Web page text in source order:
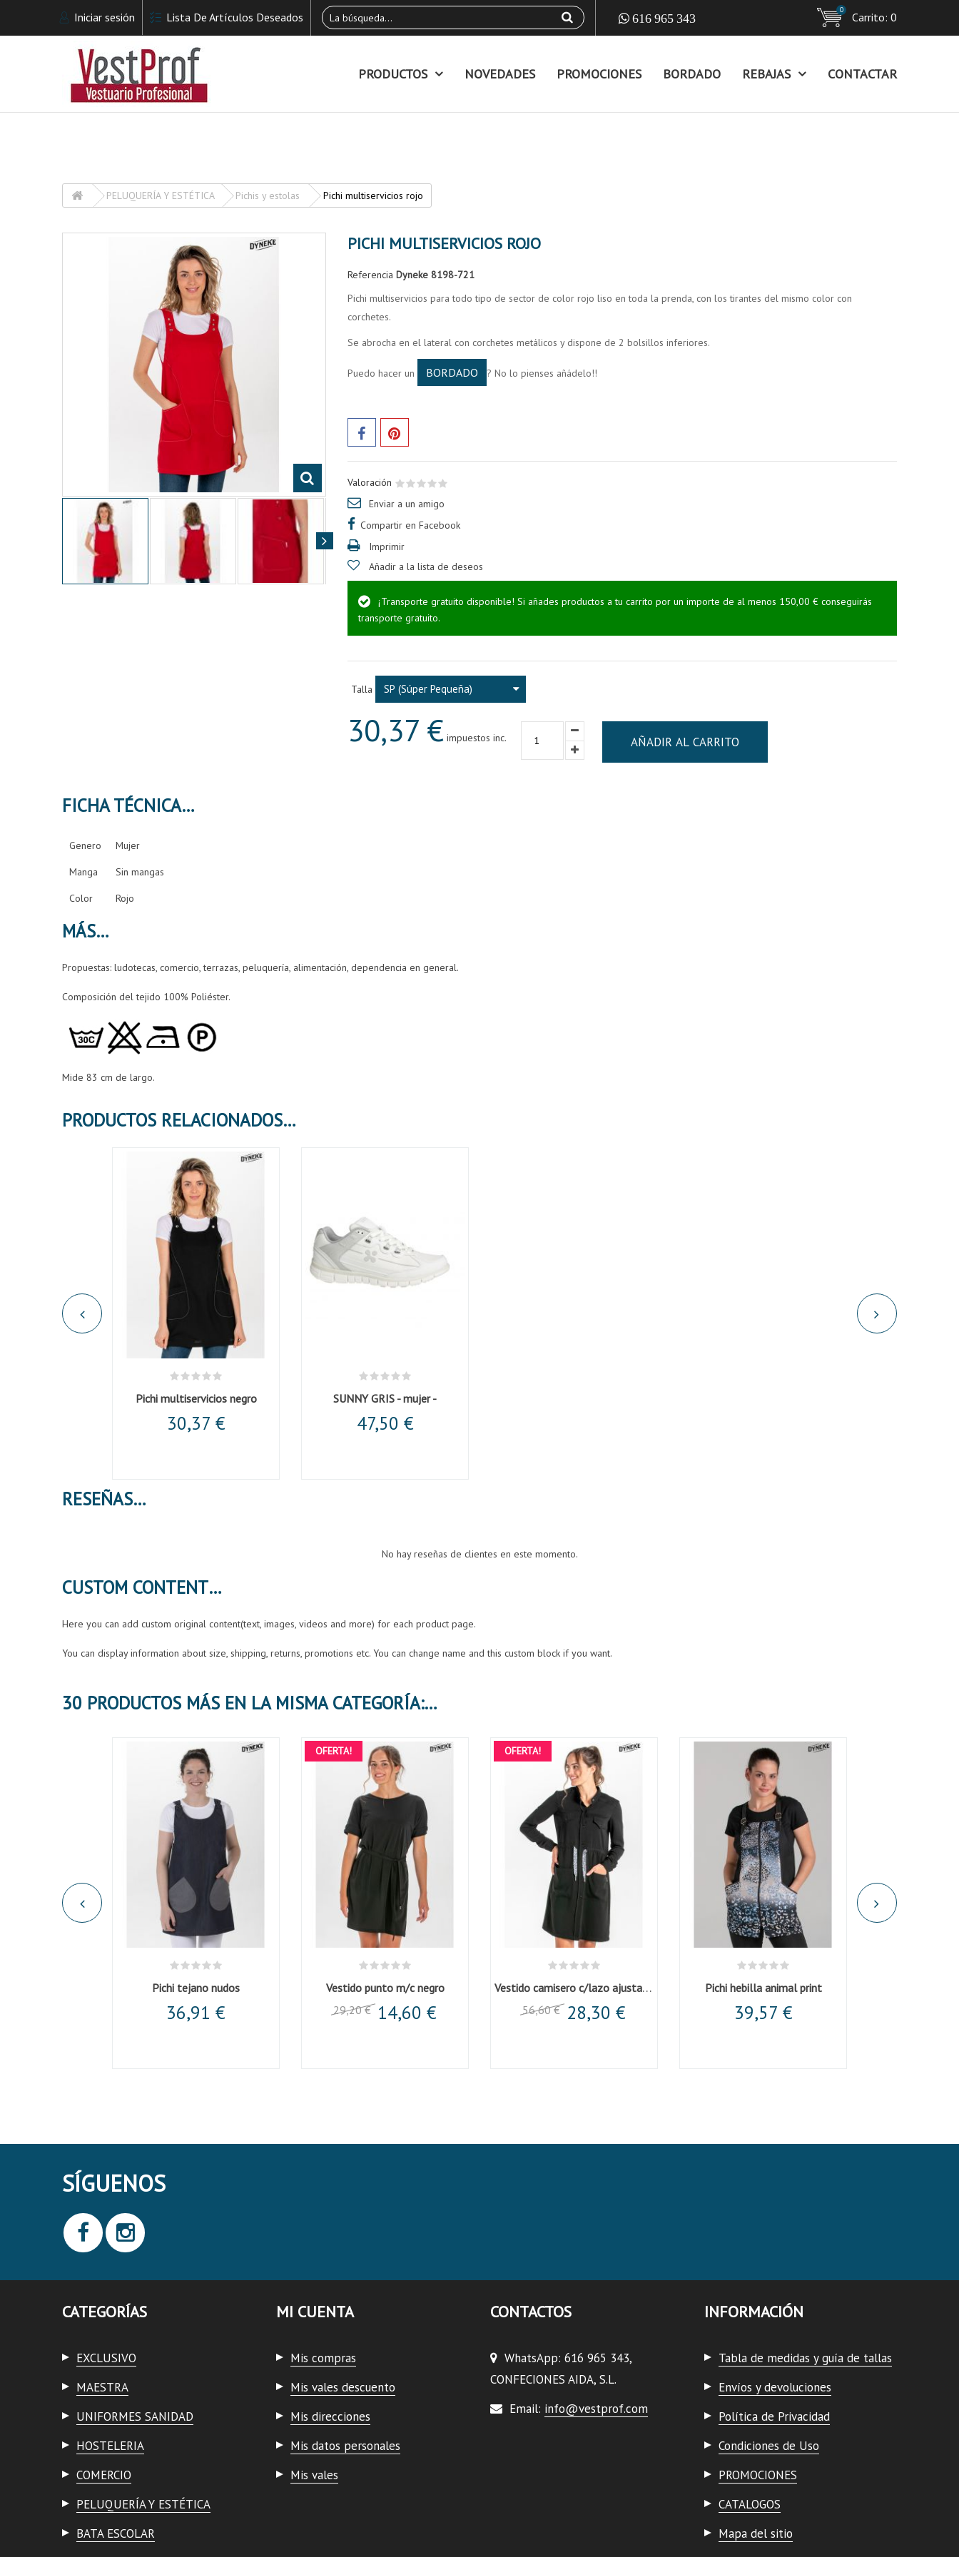
Iniciar sesión Lista De Artículos Deseados Carrito:
0
0
616 965 343
PRODUCTOS NOVEDADES PROMOCIONES BORDADO REBAJAS CONTACTAR
PELUQUERÍA Y ESTÉTICA Pichis y estolas Pichi multiservicios rojo
PICHI MULTISERVICIOS ROJO
Referencia Dyneke 8198-721
Pichi multiservicios para todo tipo de sector de color rojo liso en toda la prenda, con los tirantes del mismo color con
corchetes.
Se abrocha en el lateral con corchetes metálicos y dispone de 2 bolsillos inferiores.
Puedo hacer un BORDADO ? No lo pienses añádelo!!
Valoración
Enviar a un amigo
Compartir en Facebook
Imprimir
Añadir a la lista de deseos
¡Transporte gratuito disponible! Si añades productos a tu carrito por un importe de al menos 150,00 € conseguirás
transporte gratuito.
Talla SP (Súper Pequeña)
30,37 €impuestos inc. AÑADIR AL CARRITO
FICHA TÉCNICA
Genero Mujer
Manga Sin mangas
Color Rojo
MÁS
Propuestas: ludotecas, comercio, terrazas, peluquería, alimentación, dependencia en general.
Composición del tejido 100% Poliéster.
Mide 83 cm de largo.
PRODUCTOS RELACIONADOS
Pichi multiservicios negro
30,37 €
SUNNY GRIS - mujer -
47,50 €
RESEÑAS
No hay reseñas de clientes en este momento.
CUSTOM CONTENT
Here you can add custom original content(text, images, videos and more) for each product page.
You can display information about size, shipping, returns, promotions etc. You can change name and this custom block if you want.
30 PRODUCTOS MÁS EN LA MISMA CATEGORÍA:
Pichi tejano nudos
36,91 €
OFERTA!
Vestido punto m/c negro
29,20 € 14,60 €
OFERTA!
Vestido camisero c/lazo ajustable negro
56,60 € 28,30 €
Pichi hebilla animal print
39,57 €
SÍGUENOS
CATEGORÍAS
EXCLUSIVO
MAESTRA
UNIFORMES SANIDAD
HOSTELERIA
COMERCIO
PELUQUERÍA Y ESTÉTICA
BATA ESCOLAR
MI CUENTA
Mis compras
Mis vales descuento
Mis direcciones
Mis datos personales
Mis vales
CONTACTOS
WhatsApp: 616 965 343,
CONFECIONES AIDA, S.L.
Email: info@vestprof.com
INFORMACIÓN
Tabla de medidas y guía de tallas
Envíos y devoluciones
Política de Privacidad
Condiciones de Uso
PROMOCIONES
CATALOGOS
Mapa del sitio